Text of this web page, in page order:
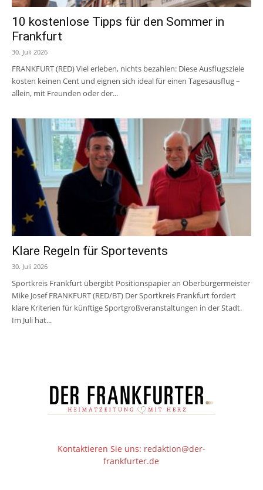
10 kostenlose Tipps für den Sommer in
Frankfurt
30. Juli 2026
FRANKFURT (RED) Viel erleben, nichts bezahlen: Diese Ausflugsziele
kosten keinen Cent und eignen sich ideal für einen Tagesausflug –
allein, mit Freunden oder der...
Klare Regeln für Sportevents
30. Juli 2026
Sportkreis Frankfurt übergibt Positionspapier an Oberbürgermeister
Mike Josef FRANKFURT (RED/BT) Der Sportkreis Frankfurt fordert
klare Kriterien für künftige Sportgroßveranstaltungen in der Stadt.
Im Juli hat...
Kontaktieren Sie uns: redaktion@der-
frankfurter.de